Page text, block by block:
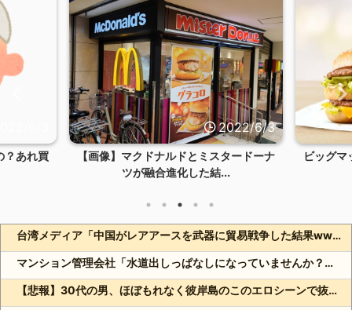
？あれ買
2022/6/3
【画像】マクドナルドとミスタードーナ
ツが融合進化した結...
ビッグマ
台湾メディア「中国がレアアースを武器に貿易戦争した結果www」
マンション管理会社「水道出しっぱなしになっていませんか？」俺「猫が飲むように常時出してますよ」⇒結果ｗ
【悲報】30代の男、ほぼもれなく彼岸島のこのエロシーンで抜いてる件